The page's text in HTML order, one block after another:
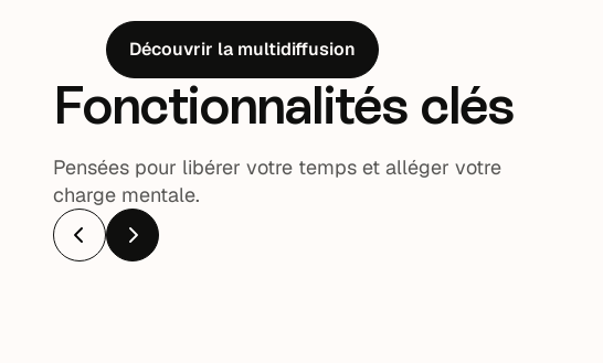
Découvrir la multidiffusion
Fonctionnalités clés
Pensées pour libérer votre temps et alléger votre
charge mentale.